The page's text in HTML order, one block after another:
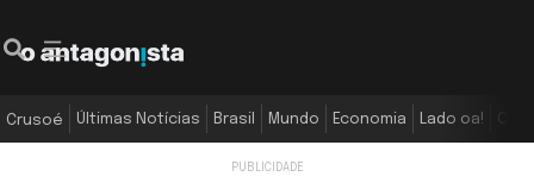
Crusoé Últimas Notícias Brasil Mundo Economia Lado oa!